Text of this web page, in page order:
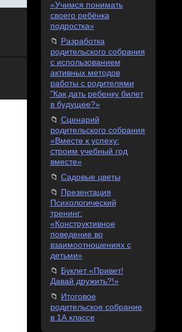
«Учимся понимать
своего ребёнка
подростка»
Разработка
родительского собрания
с использованием
активных методов
работы с родителями
"Как дать ребенку билет
в будущее?»
Сценарий
родительского собрания
«Вместе к успеху:
строим учебный год
вместе»
Садовые цветы
Презентация
Психологический
тренинг:
«Конструктивное
поведение во
взаимоотношениях с
детьми»
Буклет «Привет!
Давай дружить?!»
Итоговое
родительское собрание
в 1А классе